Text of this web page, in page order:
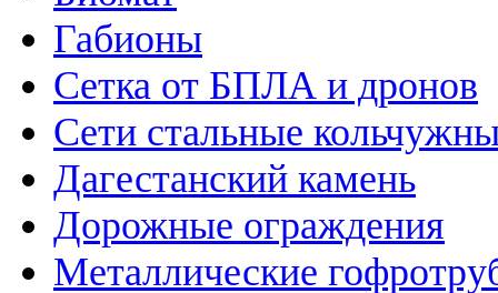
Габионы
Сетка от БПЛА и дронов
Сети стальные
Дагестанский камень
Дорожные ограждения
Металлические